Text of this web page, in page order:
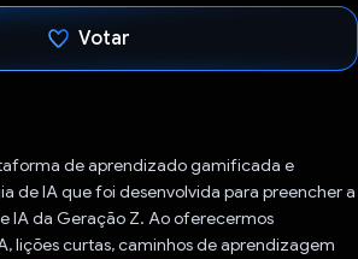
Votar
de aprendizado gamificada e
de IA que foi desenvolvida para preencher a
IA da Geração Z. Ao oferecermos
lições curtas, caminhos de aprendizagem